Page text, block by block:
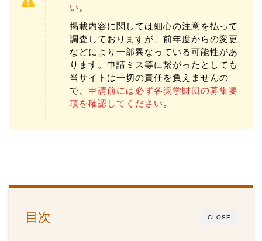
い 。
掲載内容に関しては細心の注意を払って
調査しておりますが、前年度からの変更
などにより一部異なっている可能性があ
ります。申請ミス等に繋がったとしても
当サイトは一切の責任を負えませんの
で、 申請前には必ず各奨学財団の募集要
項を確認してください 。
CLOSE
目次